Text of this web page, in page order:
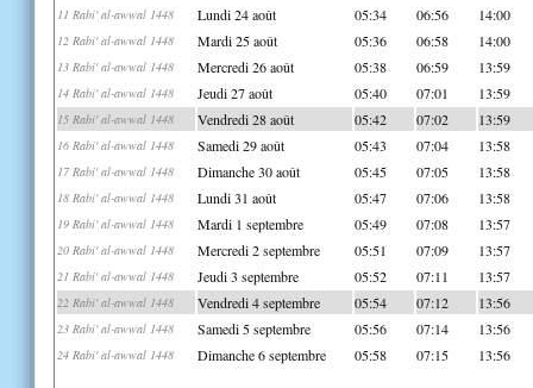
11 Rabi' al-awwal 1448 Lundi 24 août 05:34 06:56 14:00
12 Rabi' al-awwal 1448 Mardi 25 août 05:36 06:58 14:00
13 Rabi' al-awwal 1448 Mercredi 26 août 05:38 06:59 13:59
14 Rabi' al-awwal 1448 Jeudi 27 août 05:40 07:01 13:59
15 Rabi' al-awwal 1448 Vendredi 28 août 05:42 07:02 13:59
16 Rabi' al-awwal 1448 Samedi 29 août 05:43 07:04 13:58
17 Rabi' al-awwal 1448 Dimanche 30 août 05:45 07:05 13:58
18 Rabi' al-awwal 1448 Lundi 31 août 05:47 07:06 13:58
19 Rabi' al-awwal 1448 Mardi 1 septembre 05:49 07:08 13:57
20 Rabi' al-awwal 1448 Mercredi 2 septembre 05:51 07:09 13:57
21 Rabi' al-awwal 1448 Jeudi 3 septembre 05:52 07:11 13:57
22 Rabi' al-awwal 1448 Vendredi 4 septembre 05:54 07:12 13:56
23 Rabi' al-awwal 1448 Samedi 5 septembre 05:56 07:14 13:56
24 Rabi' al-awwal 1448 Dimanche 6 septembre 05:58 07:15 13:56